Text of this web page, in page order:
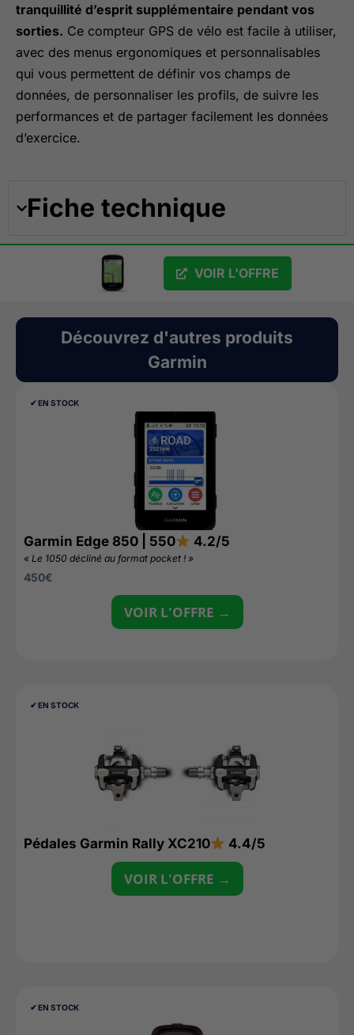
tranquillité d’esprit supplémentaire pendant vos
sorties. Ce compteur GPS de vélo est facile à utiliser,
avec des menus ergonomiques et personnalisables
qui vous permettent de définir vos champs de
données, de personnaliser les profils, de suivre les
performances et de partager facilement les données
d’exercice.
Fiche technique
VOIR L'OFFRE
Découvrez d'autres produits
Garmin
✔︎ EN STOCK
Garmin Edge 850 | 550 4.2/5
« Le 1050 décliné au format pocket ! »
450€
VOIR L'OFFRE →
✔︎ EN STOCK
Pédales Garmin Rally XC210 4.4/5
VOIR L'OFFRE →
✔︎ EN STOCK